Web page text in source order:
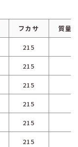
フカサ 質量
215
215
215
215
215
215